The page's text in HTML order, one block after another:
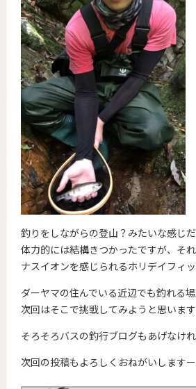
釣りをしながらの登山？みたいな感じ
体力的には結構きつかったですが、そ
ナスイオンを感じられるホリデイフィ
ダーヤマの住んでいる近辺でも釣れる
次回はそこで挑戦してみようと思います
そろそろバスの釣行ブログもあげなけれ
次回の投稿もよろしくおねがいしますー